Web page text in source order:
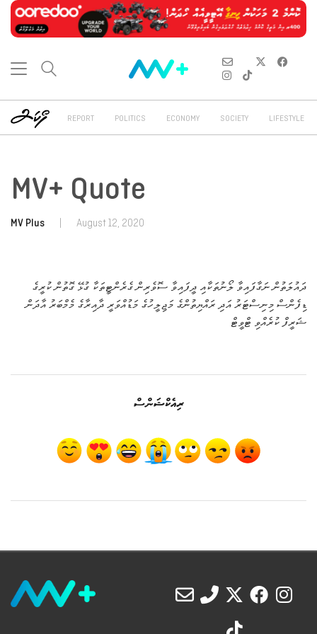
REPORT POLITICS ECONOMY SOCIETY LIFESTYLE
MV+ Quote
MV Plus August 12, 2020
ދައުލަތުން ނަގާފައިވާ ލޯނުތަކާއި ދީފައިވާ ސޮވެރިން ގެރެންޓީތަކާ ގުޅޭ ގޮތުން ކުރީގެ
ޑިފެންސް މިނިސްޓަރު އަދި ރައްޔިތުންގެ މަޖިލީހުގެ މަޑުއްވަރީ ދާއިރާގެ މެމްބަރު އާދަން
ޝަރީފް ކުރެއްވި ޓްވީޓް
ރިއެކްޝަންސް